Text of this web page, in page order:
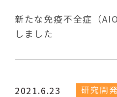
新たな免疫不全症（
しました
2021.6.23 研究開発